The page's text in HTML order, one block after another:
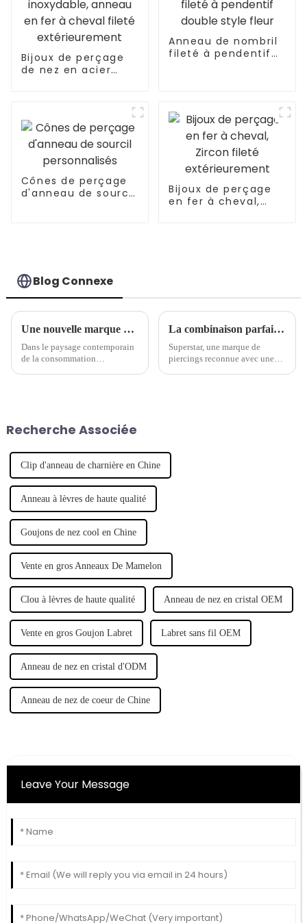
Bijoux de perçage
de nez en acier
extérieurement
Anneau de nombril
fileté à pendentif
Cônes de perçage
d'anneau de sourcil
Bijoux de perçage
en fer à cheval,
Blog Connexe
Une nouvelle marque de piercings mène la tendance des bijoux
Dans le paysage contemporain
de la consommation
parmi ces hausses...
La combinaison parfaite de tradition et de modernité - la marque de piercings séculaire lance une nouvelle série de bijoux
Superstar, une marque de
piercings reconnue avec une
Recherche Associée
Clip d'anneau de charnière en Chine
Anneau à lèvres de haute qualité
Goujons de nez cool en Chine
Vente en gros Anneaux De Mamelon
Clou à lèvres de haute qualité Anneau de nez en cristal OEM
Vente en gros Goujon Labret Labret sans fil OEM
Anneau de nez en cristal d'ODM
Anneau de nez de coeur de Chine
Leave Your Message